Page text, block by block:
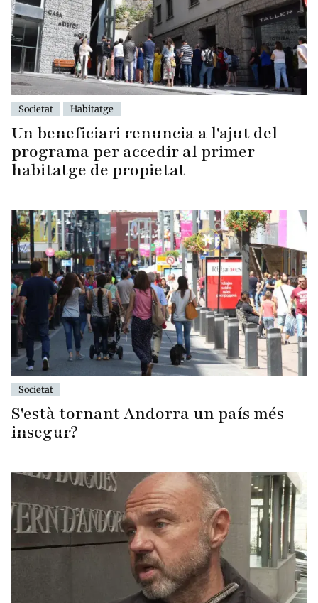
Societat Habitatge
Un beneficiari renuncia a l'ajut del
programa per accedir al primer
habitatge de propietat
Societat
S'està tornant Andorra un país més
insegur?